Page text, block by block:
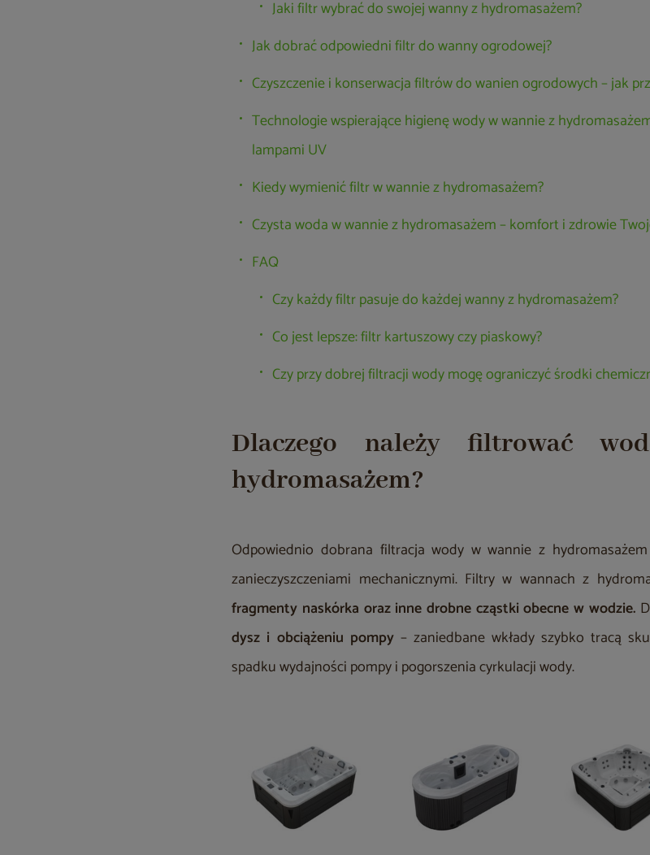
Jaki filtr wybrać do swojej wanny z hydromasażem?
Jak dobrać odpowiedni filtr do wanny ogrodowej?
Czyszczenie i konserwacja filtrów do wanien ogrodowych – jak
Technologie wspierające higienę wody w wannie z
lampami UV
Kiedy wymienić filtr w wannie z hydromasażem?
Czysta woda w wannie z hydromasażem – komfort i zdrowie
FAQ
Czy każdy filtr pasuje do każdej wanny z hydromasażem?
Co jest lepsze: filtr kartuszowy czy piaskowy?
Czy przy dobrej filtracji wody mogę ograniczyć środki
Dlaczego należy filtrować
hydromasażem?
Odpowiednio dobrana filtracja wody w wannie z
zanieczyszczeniami mechanicznymi. Filtry w wannach z
fragmenty naskórka oraz inne drobne cząstki obecne w wodzie.
dysz i obciążeniu pompy– zaniedbane wkłady szybko tracą
spadku wydajności pompy i pogorszenia cyrkulacji wody.